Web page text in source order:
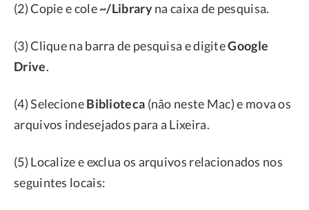
(2) Copie e cole~/Libraryna caixa de pesquisa.
(3) Clique na barra de pesquisa e digiteGoogle
Drive.
(4) SelecioneBiblioteca (não neste Mac) e mova os
arquivos indesejados para a Lixeira.
(5) Localize e exclua os arquivos relacionados nos
seguintes locais: